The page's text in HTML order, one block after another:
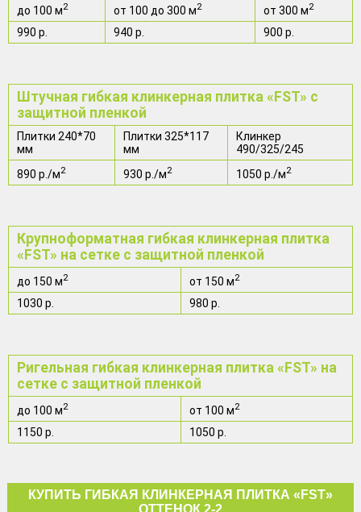
до 100 м2 от 100 до 300 м2 от 300 м2
990 р. 940 р. 900 р.
Штучная гибкая клинкерная плитка «FST» с
защитной пленкой
Плитки 240*70
мм
Плитки 325*117
мм
Клинкер
490/325/245
890 р./м2 930 р./м2 1050 р./м2
Крупноформатная гибкая клинкерная плитка
«FST» на сетке с защитной пленкой
до 150 м2 от 150 м2
1030 р. 980 р.
Ригельная гибкая клинкерная плитка «FST» на
сетке с защитной пленкой
до 100 м2 от 100 м2
1150 р. 1050 р.
КУПИТЬ ГИБКАЯ КЛИНКЕРНАЯ ПЛИТКА «FST»
ОТТЕНОК 2-2